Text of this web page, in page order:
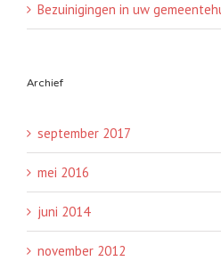
Bezuinigingen in uw
Archief
september 2017
mei 2016
juni 2014
november 2012